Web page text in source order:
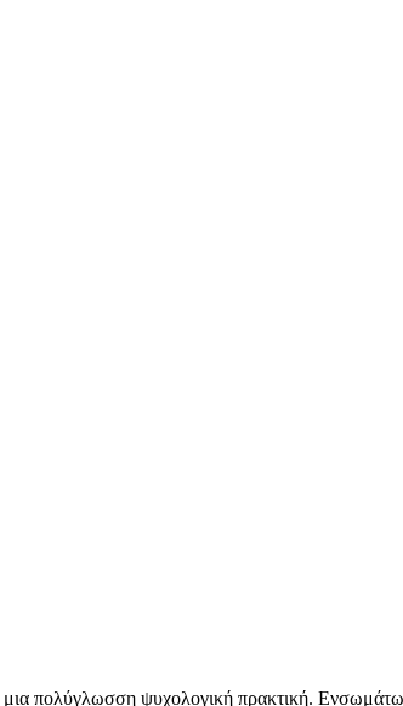
μια πολύγλωσση ψυχολογική πρακτική.